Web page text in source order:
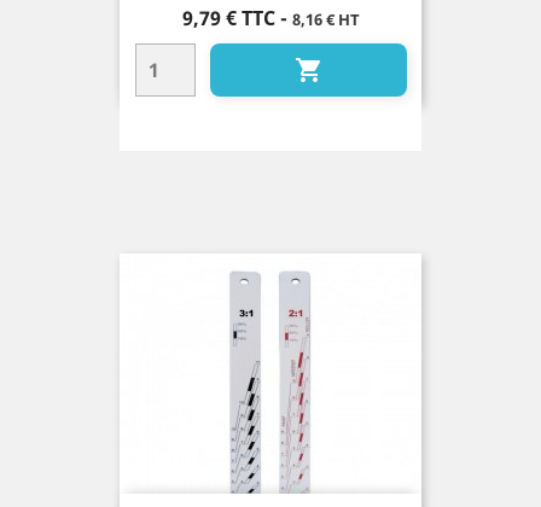
Prix
9,79 € TTC- 8,16 € HT
